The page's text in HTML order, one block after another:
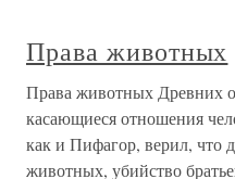
Права животных
Права животных Древних
касающиеся отношения
как и Пифагор, верил, что
животных, убийство